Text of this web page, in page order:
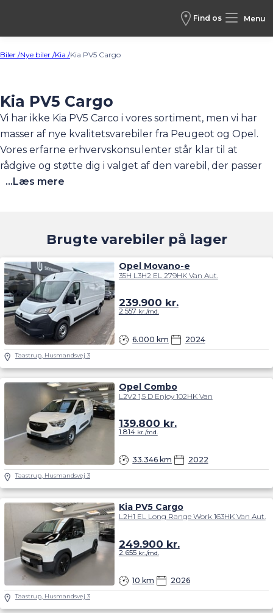
Find os Menu
Biler /Nye biler /Kia /Kia PV5 Cargo
Kia PV5 Cargo
Vi har ikke Kia PV5 Carco i vores sortiment, men vi har
masser af nye kvalitetsvarebiler fra Peugeot og Opel .
Vores erfarne erhvervskonsulenter står klar til at
rådgive og støtte dig i valget af den varebil, der passer
præcist til din virksomheds behov. Uanset om du driver
vejledning gennem hele forløbet. Vi har også brugte
varevogne på lager. Se nedenfor.
...Læs mere
Brugte varebiler på lager
Opel Movano-e
35H L3H2 EL 279HK Van Aut.
6.000 km 2024
239.900 kr.
2.557 kr./md.
Taastrup, Husmandsvej 3
Opel Combo
L2V2 1,5 D Enjoy 102HK Van
33.346 km 2022
139.800 kr.
1.814kr./md.
Taastrup, Husmandsvej 3
Kia PV5 Cargo
L2H1 EL Long Range Work 163HK Van Aut.
10 km 2026
249.900 kr.
2.655kr./md.
Taastrup, Husmandsvej 3